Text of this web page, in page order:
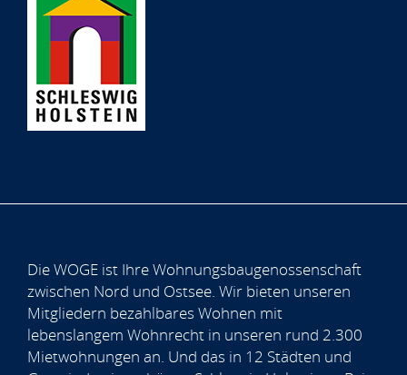
Die WOGE ist Ihre Wohnungsbaugenossenschaft
zwischen Nord und Ostsee. Wir bieten unseren
Mitgliedern bezahlbares Wohnen mit
lebenslangem Wohnrecht in unseren rund 2.300
Mietwohnungen an. Und das in 12 Städten und